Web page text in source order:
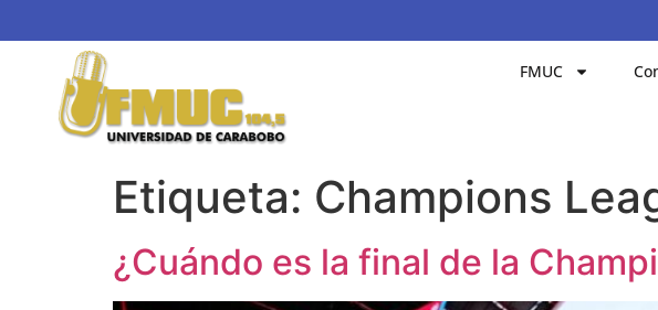
FMUC
Etiqueta: Champions
¿Cuándo es la final de la